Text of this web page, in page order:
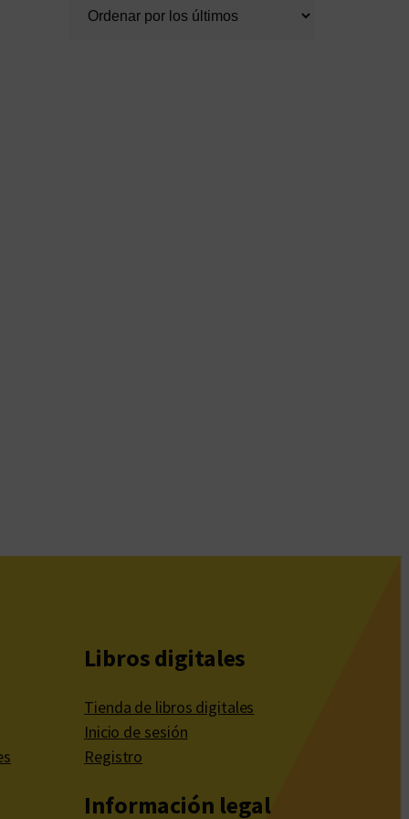
Libros digitales
Tienda de libros digitales
Inicio de sesión
Registro
Información legal